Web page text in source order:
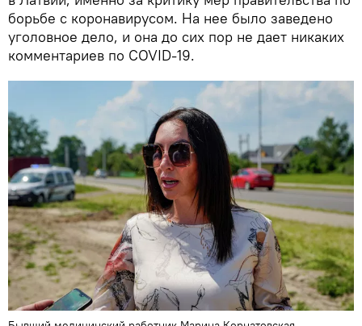
борьбе с коронавирусом. На нее было заведено
уголовное дело, и она до сих пор не дает никаких
комментариев по COVID-19.